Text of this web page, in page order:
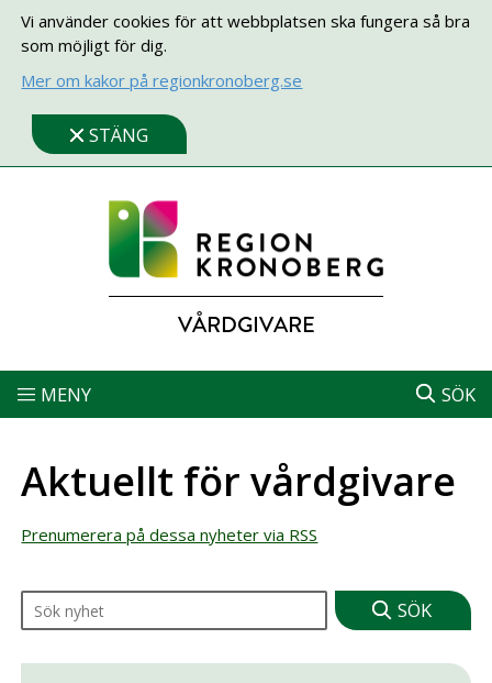
Vi använder cookies för att webbplatsen ska fungera så bra
som möjligt för dig.
Mer om kakor på regionkronoberg.se
STÄNG
VÅRDGIVARE
MENY SÖK
Aktuellt för vårdgivare
Prenumerera på dessa nyheter via RSS
Sök på nyheter